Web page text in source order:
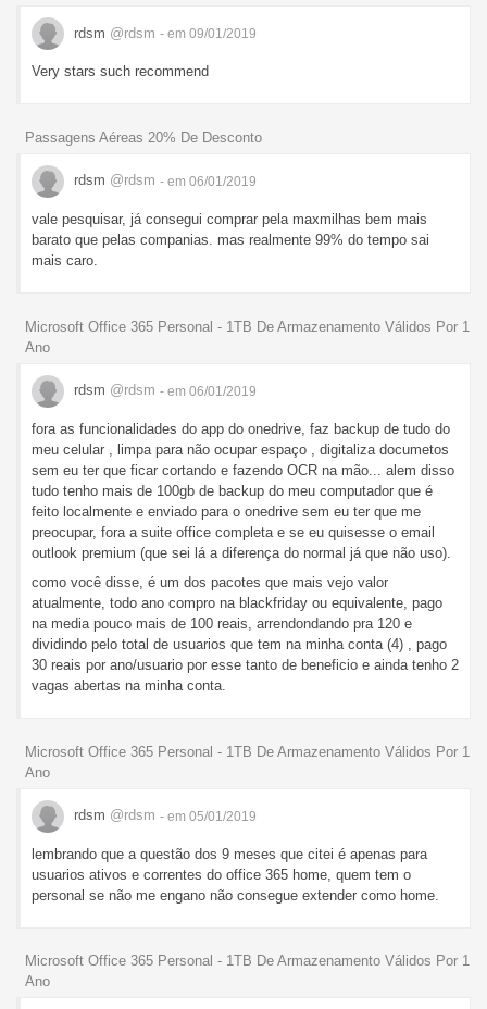
rdsm @rdsm - em 09/01/2019
Very stars such recommend
Passagens Aéreas 20% De Desconto
rdsm @rdsm - em 06/01/2019
vale pesquisar, já consegui comprar pela maxmilhas bem mais
barato que pelas companias. mas realmente 99% do tempo sai
mais caro.
Microsoft Office 365 Personal - 1TB De Armazenamento Válidos Por 1
Ano
rdsm @rdsm - em 06/01/2019
fora as funcionalidades do app do onedrive, faz backup de tudo do
meu celular , limpa para não ocupar espaço , digitaliza documetos
sem eu ter que ficar cortando e fazendo OCR na mão... alem disso
tudo tenho mais de 100gb de backup do meu computador que é
feito localmente e enviado para o onedrive sem eu ter que me
preocupar, fora a suite office completa e se eu quisesse o email
outlook premium (que sei lá a diferença do normal já que não uso).
como você disse, é um dos pacotes que mais vejo valor
atualmente, todo ano compro na blackfriday ou equivalente, pago
na media pouco mais de 100 reais, arrendondando pra 120 e
dividindo pelo total de usuarios que tem na minha conta (4) , pago
30 reais por ano/usuario por esse tanto de beneficio e ainda tenho 2
vagas abertas na minha conta.
Microsoft Office 365 Personal - 1TB De Armazenamento Válidos Por 1
Ano
rdsm @rdsm - em 05/01/2019
lembrando que a questão dos 9 meses que citei é apenas para
usuarios ativos e correntes do office 365 home, quem tem o
personal se não me engano não consegue extender como home.
Microsoft Office 365 Personal - 1TB De Armazenamento Válidos Por 1
Ano